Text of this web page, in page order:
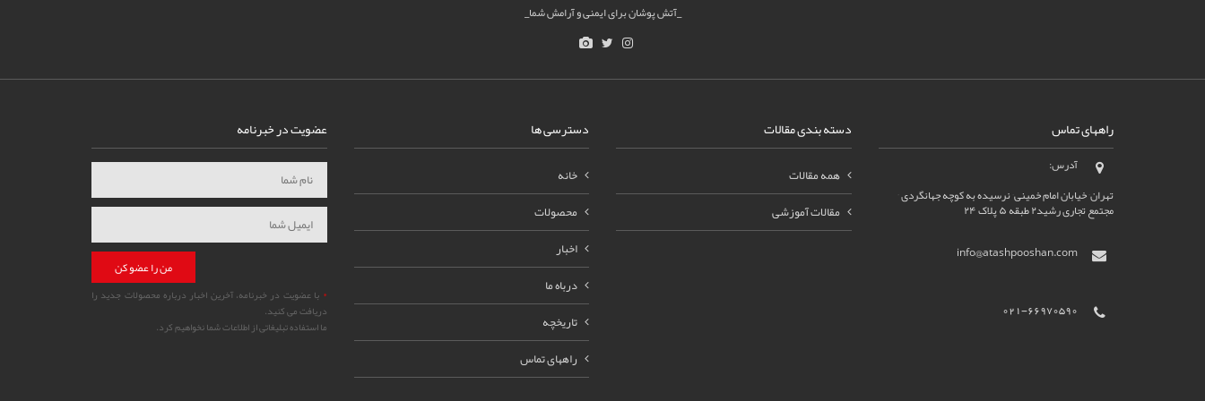
_آتش پوشان برای ایمنی و آرامش شما_
راههای تماس
آدرس:
مجتمع تجاری رشید۲ طبقه ۵ پلاک ۲۴
info@atashpooshan.com
021-66970590
دسته بندی مقالات
همه مقالات
مقالات آموزشی
دسترسی ها
خانه
محصولات
اخبار
درباه ما
تاریخچه
راههای تماس
عضویت در خبرنامه
من را عضو کن
* با عضویت در خبرنامه، آخرین اخبار درباره محصولات جدید را
دریافت می کنید.
ما استفاده تبلیغاتی از اطلاعات شما نخواهیم کرد.